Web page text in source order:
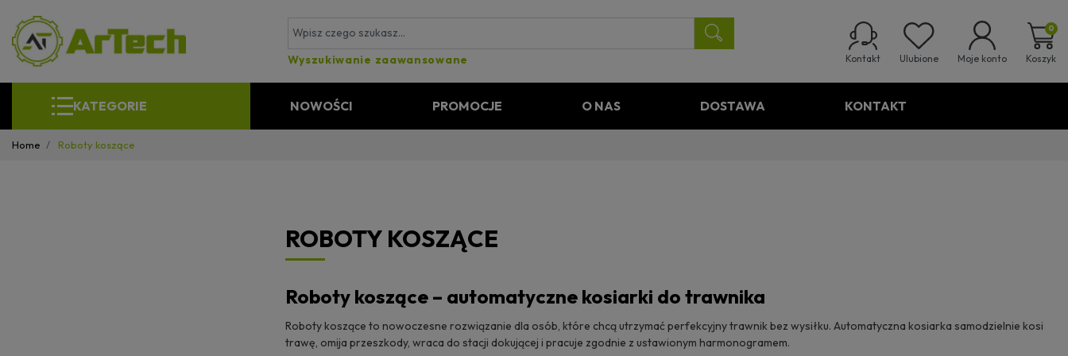
Wyszukiwanie zaawansowane Kontakt Ulubione Moje konto Koszyk
0
KATEGORIE NOWOŚCI PROMOCJE O NAS DOSTAWA KONTAKT
Home Roboty koszące
ROBOTY KOSZĄCE
Roboty koszące – automatyczne kosiarki do trawnika
Roboty koszące to nowoczesne rozwiązanie dla osób, które chcą utrzymać perfekcyjny trawnik bez wysiłku. Automatyczna kosiarka samodzielnie kosi
trawę, omija przeszkody, wraca do stacji dokującej i pracuje zgodnie z ustawionym harmonogramem.